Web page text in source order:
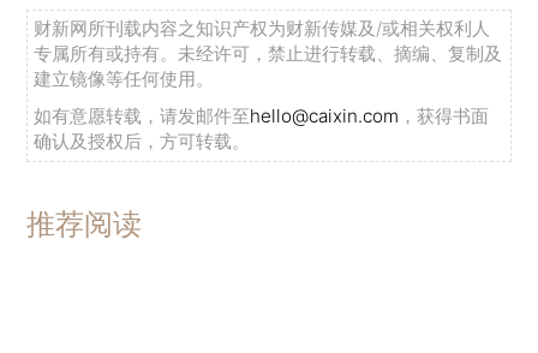
财新网所刊载内容之知识产权为财新传媒及/或相关权利人
专属所有或持有。未经许可，禁止进行转载、摘编、复制及
建立镜像等任何使用。
如有意愿转载，请发邮件至hello@caixin.com ，获得书面
确认及授权后，方可转载。
推荐阅读